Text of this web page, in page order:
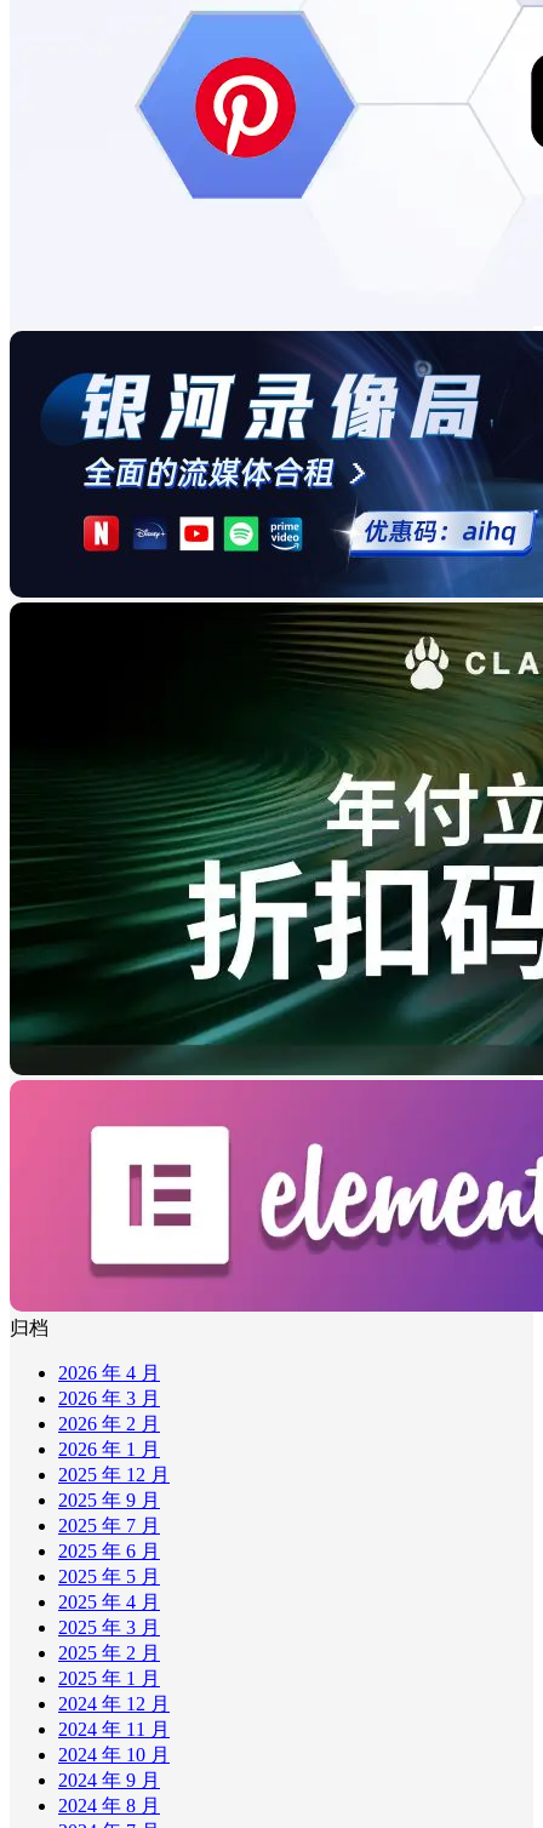
归档
2026 年 4 月
2026 年 3 月
2026 年 2 月
2026 年 1 月
2025 年 12 月
2025 年 9 月
2025 年 7 月
2025 年 6 月
2025 年 5 月
2025 年 4 月
2025 年 3 月
2025 年 2 月
2025 年 1 月
2024 年 12 月
2024 年 11 月
2024 年 10 月
2024 年 9 月
2024 年 8 月